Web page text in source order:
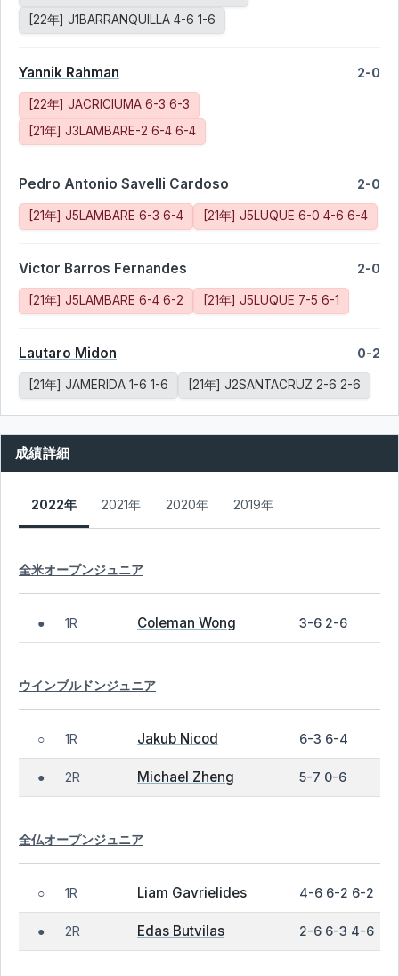
[22年] J1BARRANQUILLA 4-6 1-6
Yannik Rahman 2-0
[22年] JACRICIUMA 6-3 6-3
[21年] J3LAMBARE-2 6-4 6-4
Pedro Antonio Savelli Cardoso 2-0
[21年] J5LAMBARE 6-3 6-4 [21年] J5LUQUE 6-0 4-6 6-4
Victor Barros Fernandes 2-0
[21年] J5LAMBARE 6-4 6-2 [21年] J5LUQUE 7-5 6-1
Lautaro Midon 0-2
[21年] JAMERIDA 1-6 1-6 [21年] J2SANTACRUZ 2-6 2-6
成績詳細
2022年 2021年 2020年 2019年
全米オープンジュニア
● 1R Coleman Wong 3-6 2-6
ウインブルドンジュニア
○ 1R Jakub Nicod 6-3 6-4
● 2R Michael Zheng 5-7 0-6
全仏オープンジュニア
○ 1R Liam Gavrielides 4-6 6-2 6-2
● 2R Edas Butvilas 2-6 6-3 4-6